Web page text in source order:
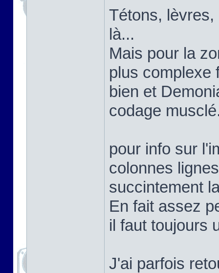
Tétons,
là...
Mais pour la
plus complexe
bien et
codage
pour info sur
colonnes
succintement
En fait assez
il faut toujours
J'ai parfois